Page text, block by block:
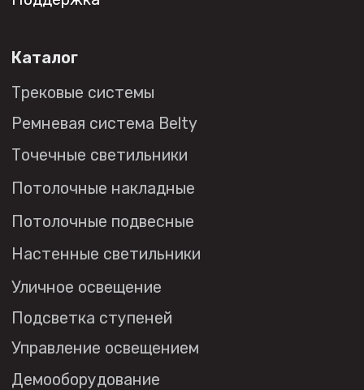
© 2026 DENKIRS
+7 (495) 108-49-68
opt@denkirs.ru
обработки персональных данных
Публичная оферта